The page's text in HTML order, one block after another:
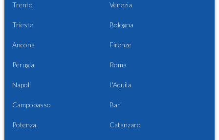
Trento Venezia
Trieste Bologna
Ancona Firenze
Perugia Roma
Napoli L'Aquila
Campobasso Bari
Potenza Catanzaro